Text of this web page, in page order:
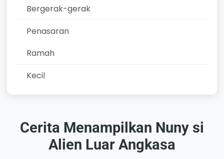
Bergerak-gerak
Penasaran
Ramah
Kecil
Cerita Menampilkan Nuny si
Alien Luar Angkasa